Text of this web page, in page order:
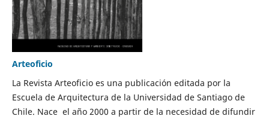
Arteoficio
La Revista Arteoficio es una publicación editada por la
Escuela de Arquitectura de la Universidad de Santiago de
Chile. Nace el año 2000 a partir de la necesidad de difundir